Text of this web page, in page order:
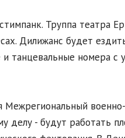
Труппа театра
Дилижанс будет
танцевальные номера с
Межрегиональный военно-
делу - будут работать